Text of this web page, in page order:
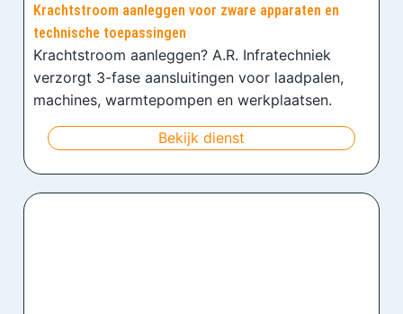
Krachtstroom aanleggen voor zware apparaten en
technische toepassingen
Krachtstroom aanleggen? A.R. Infratechniek
verzorgt 3-fase aansluitingen voor laadpalen,
machines, warmtepompen en werkplaatsen.
Bekijk dienst